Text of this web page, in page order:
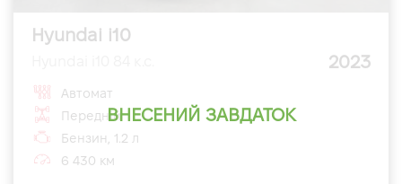
ВНЕСЕНИЙ ЗАВДАТОК
Hyundai i10
2023
Автомат
Передній
Бензин, 1.2 л
6 430 км